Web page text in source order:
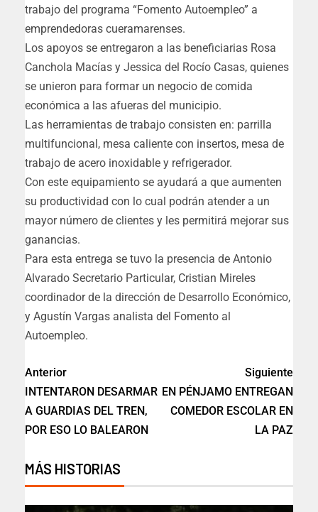
trabajo del programa “Fomento Autoempleo” a
emprendedoras cueramarenses.
Los apoyos se entregaron a las beneficiarias Rosa
Canchola Macías y Jessica del Rocío Casas, quienes
se unieron para formar un negocio de comida
económica a las afueras del municipio.
Las herramientas de trabajo consisten en: parrilla
multifuncional, mesa caliente con insertos, mesa de
trabajo de acero inoxidable y refrigerador.
Con este equipamiento se ayudará a que aumenten
su productividad con lo cual podrán atender a un
mayor número de clientes y les permitirá mejorar sus
ganancias.
Para esta entrega se tuvo la presencia de Antonio
Alvarado Secretario Particular, Cristian Mireles
coordinador de la dirección de Desarrollo Económico,
y Agustín Vargas analista del Fomento al
Autoempleo.
Anterior
INTENTARON DESARMAR
A GUARDIAS DEL TREN,
POR ESO LO BALEARON
Siguiente
EN PÉNJAMO ENTREGAN
COMEDOR ESCOLAR EN
LA PAZ
MÁS HISTORIAS